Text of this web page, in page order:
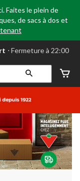
Faites le plein de
de sacs à dos et
⋅ Fermeture à 22:00